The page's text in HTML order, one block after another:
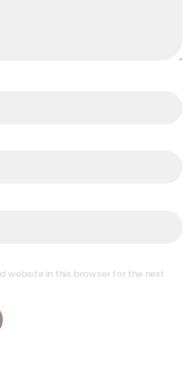
website in this browser for the next